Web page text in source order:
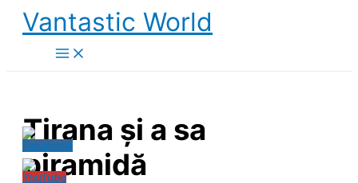
Skip
content
Vantastic World
Tirana și a sa
piramidă